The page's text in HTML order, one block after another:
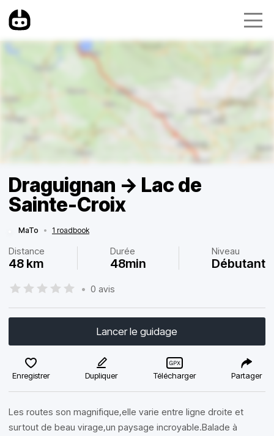
Draguignan -> Lac de
Sainte-Croix
MaTo • 1 roadbook
Distance
48 km
Durée
48min
Niveau
Débutant
• 0 avis
Lancer le guidage
Enregistrer Dupliquer Télécharger Partager
Les routes son magnifique,elle varie entre ligne droite et
surtout de beau virage,un paysage incroyable.Balade à